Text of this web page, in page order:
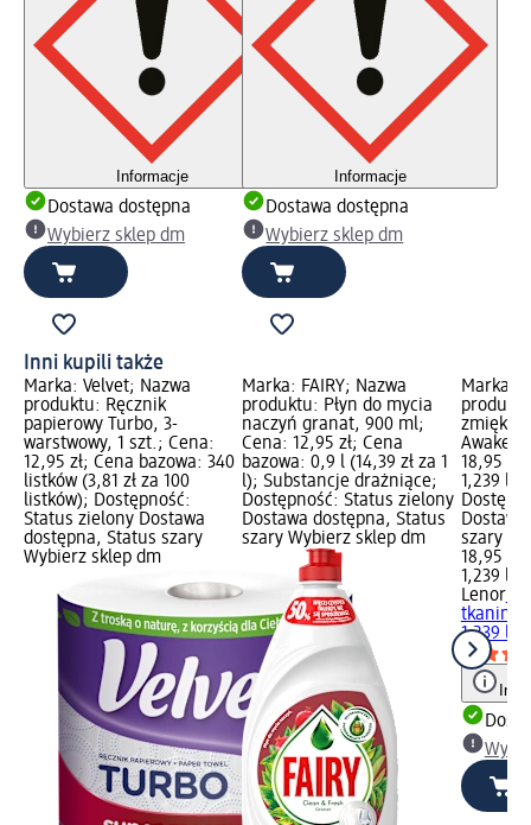
Informacje
Dostawa dostępna
Wybierz sklep dm
Informacje
Dostawa dostępna
Wybierz sklep dm
Inni kupili także
Marka: Velvet; Nazwa
produktu: Ręcznik
papierowy Turbo, 3-
warstwowy, 1 szt.; Cena:
12,95 zł; Cena bazowa: 340
listków (3,81 zł za 100
listków); Dostępność:
Status zielony Dostawa
dostępna, Status szary
Wybierz sklep dm
Marka: FAIRY; Nazwa
produktu: Płyn do mycia
naczyń granat, 900 ml;
Cena: 12,95 zł; Cena
bazowa: 0,9 l (14,39 zł za 1
l); Substancje drażniące;
Dostępność: Status zielony
Dostawa dostępna, Status
szary Wybierz sklep dm
Marka:
18,95
1,239 l
szary
18,95 zł
1,239 l
Lenor
tkanin
1,239 l